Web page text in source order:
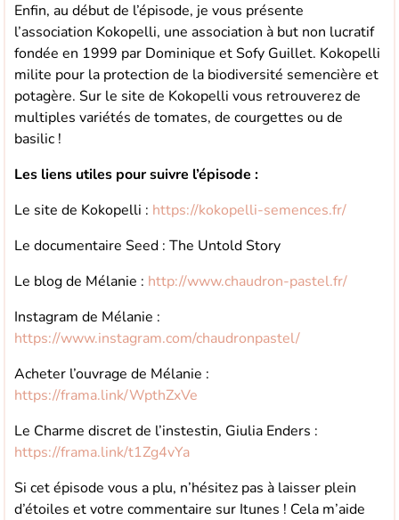
Enfin, au début de l’épisode, je vous présente
l’association Kokopelli, une association à but non lucratif
fondée en 1999 par Dominique et Sofy Guillet. Kokopelli
milite pour la protection de la biodiversité semencière et
potagère. Sur le site de Kokopelli vous retrouverez de
multiples variétés de tomates, de courgettes ou de
basilic !
Les liens utiles pour suivre l’épisode :
Le site de Kokopelli : https://kokopelli-semences.fr/
Le documentaire Seed : The Untold Story
Le blog de Mélanie : http://www.chaudron-pastel.fr/
Instagram de Mélanie :
https://www.instagram.com/chaudronpastel/
Acheter l’ouvrage de Mélanie :
https://frama.link/WpthZxVe
Le Charme discret de l’instestin, Giulia Enders :
https://frama.link/t1Zg4vYa
Si cet épisode vous a plu, n’hésitez pas à laisser plein
d’étoiles et votre commentaire sur Itunes ! Cela m’aide